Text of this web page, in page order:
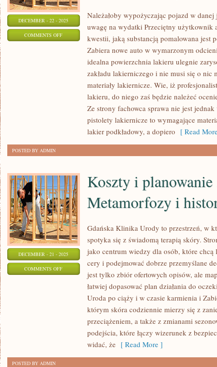
DECEMBER - 22 - 2025
COMMENTS OFFON
NALEŻAŁOBY
WYPOŻYCZAJĄC
JEDNOSTCE
GOSPODARCZEJ
UWAGĘ
NA
Należałoby wypożyczając pojazd w
uwagę na wydatki Przeciętny użytkownik
kwestii, jaką substancją pomalowana jest
Zabiera nowe auto w wymarzonym
idealna powierzchnia lakieru ulegnie
zakładu lakierniczego i nie musi się o nic
materiały lakiernicze. Wie, iż
lakieru, do niego zaś będzie należeć
Ze strony fachowca sprawa nie jest
pistolety lakiernicze to wymagające
lakier podkładowy, a dopiero [ Read
POSTED BY ADMIN
DECEMBER - 21 - 2025
COMMENTS OFFON
METAMORFOZY
Koszty i
Metamorfozy i
Gdańska Klinika Urody to przestrzeń, w
spotyka się z świadomą terapią skóry.
jako centrum wiedzy dla osób, które
cery i podejmować dobrze przemyślane
jest tylko zbiór ofertowych opisów, ale
łatwiej dopasować plan działania do
Uroda po ciąży i w czasie karmienia i
którym skóra codziennie mierzy się z
przeciążeniem, a także z zmianami
podejścia, które łączy wizerunek z
widać, że [ Read More ]
POSTED BY ADMIN